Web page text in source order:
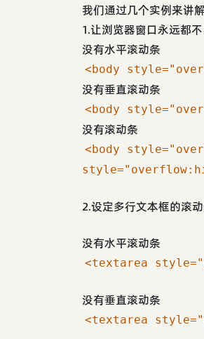
我们通过几个实例来讲
1.让浏览器窗口永远都
没有水平滚动条
<body
没有垂直滚动条
<body
没有滚动条
<body
2.设定多行文本框的滚
没有水平滚动条
<textarea
没有垂直滚动条
<textarea